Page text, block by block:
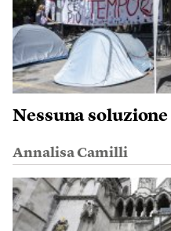
Nessuna
Annalisa Camilli